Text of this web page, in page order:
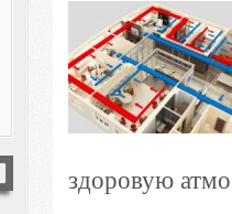
здоровую